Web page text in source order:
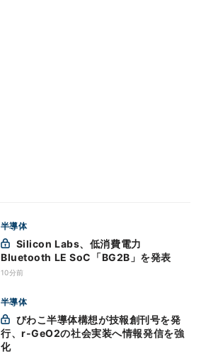
半導体
Bluetooth LE SoC「BG2B」を発表
10分前
半導体
行、r-GeO2の社会実装へ情報発信を強
化